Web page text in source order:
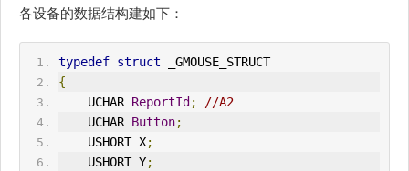
各设备的数据结构建如下：
typedef struct _GMOUSE_STRUCT
{
    UCHAR
ReportId ;
//A2
    UCHAR
Button;
    USHORT X
;
    USHORT Y
;